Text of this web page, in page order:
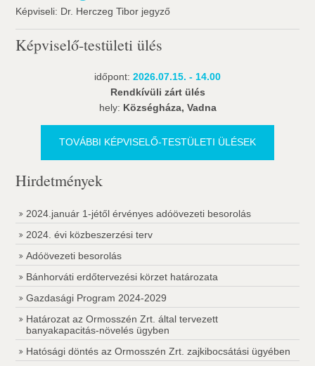
Képviseli: Dr. Herczeg Tibor jegyző
Képviselő-testületi ülés
időpont: 2026.07.15. - 14.00
Rendkívüli zárt ülés
hely: Községháza, Vadna
TOVÁBBI KÉPVISELŐ-TESTÜLETI ÜLÉSEK
Hirdetmények
2024.január 1-jétől érvényes adóövezeti besorolás
2024. évi közbeszerzési terv
Adóövezeti besorolás
Bánhorváti erdőtervezési körzet határozata
Gazdasági Program 2024-2029
Határozat az Ormosszén Zrt. által tervezett
banyakapacitás-növelés ügyben
Hatósági döntés az Ormosszén Zrt. zajkibocsátási ügyében